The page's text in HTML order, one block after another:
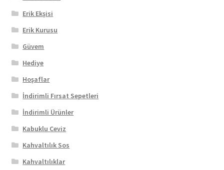
Erik Ekşisi
Erik Kurusu
Güvem
Hediye
Hoşaflar
İndirimli Fırsat Sepetleri
İndirimli Ürünler
Kabuklu Ceviz
Kahvaltılık Sos
Kahvaltılıklar